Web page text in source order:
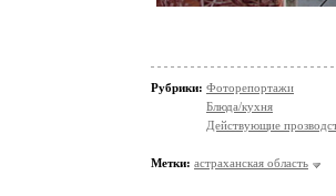
Рубрики: Фоторепортажи
Блюда/кухня
Действующие
Метки: астраханская область